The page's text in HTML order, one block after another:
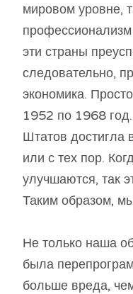
мировом уровне,
эти страны
следовательно,
экономика.
1952 по 1968
Штатов достигла
или с тех пор.
улучшаются, так
Таким образом,
Не только наша
была
больше вреда,